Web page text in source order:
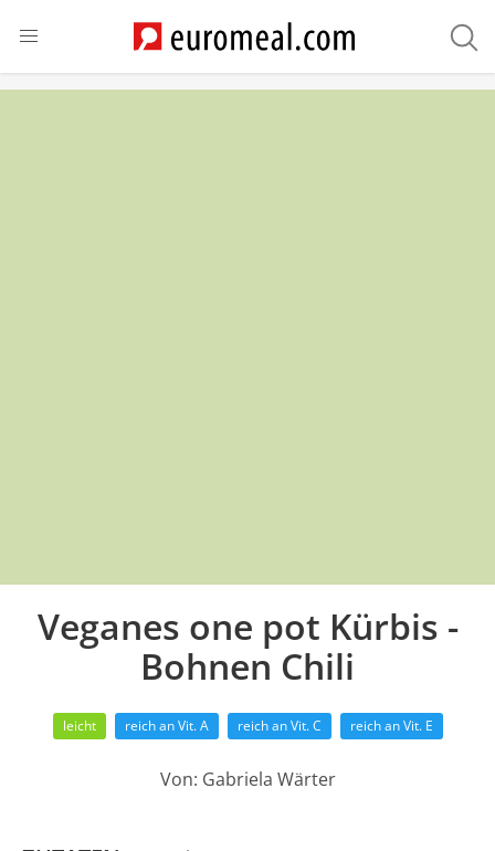
Veganes one pot Kürbis -
Bohnen Chili
leicht reich an Vit. A reich an Vit. C reich an Vit. E
Von: Gabriela Wärter